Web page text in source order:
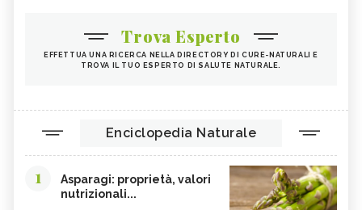
Trova Esperto
EFFETTUA UNA RICERCA NELLA DIRECTORY DI CURE-NATURALI E
TROVA IL TUO ESPERTO DI SALUTE NATURALE.
Enciclopedia Naturale
1
Asparagi: proprietà, valori
nutrizionali...